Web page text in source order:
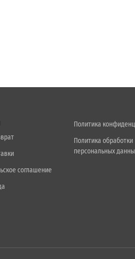
соглашение
Политика
Политика обработки
персональных